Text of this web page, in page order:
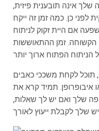
אינה תובענית פיזית,
לפני כן. כמה זמן זה ייקח
אם היית זקוק לניתוח
הקשוחה. זמן ההתאוששות
לקחת משככי כאבים
איבופרופן. תמיד קרא את
שלך ואם יש לך שאלות,